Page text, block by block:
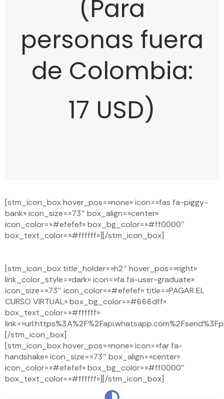
(Para
personas fuera
de Colombia:
17 USD)
[stm_icon_box hover_pos=»none» icon=»fas fa-piggy-
bank» icon_size=»73″ box_align=»center»
icon_color=»#efefef» box_bg_color=»#ff0000″
box_text_color=»#ffffff»][/stm_icon_box]
[stm_icon_box title_holder=»h2″ hover_pos=»right»
link_color_style=»dark» icon=»fa fa-user-graduate»
icon_size=»73″ icon_color=»#efefef» title=»PAGAR EL
CURSO VIRTUAL» box_bg_color=»#666dff»
box_text_color=»#ffffff»
[/stm_icon_box]
[stm_icon_box hover_pos=»none» icon=»far fa-
handshake» icon_size=»73″ box_align=»center»
icon_color=»#efefef» box_bg_color=»#ff0000″
box_text_color=»#ffffff»][/stm_icon_box]